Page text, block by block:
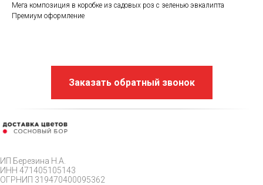
Мега композиция в коробке из садовых роз с зеленью эвкалипта
Премиум оформление
Заказать обратный звонок
ИП Березина Н.А.
ИНН 471405105143
ОГРНИП 319470400095362